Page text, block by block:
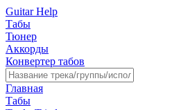
Guitar Help
Табы
Тюнер
Аккорды
Конвертер табов
Главная
Табы